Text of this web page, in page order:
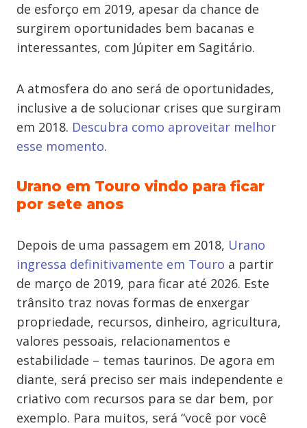
de esforço em 2019, apesar da chance de
surgirem oportunidades bem bacanas e
interessantes, com Júpiter em Sagitário.
A atmosfera do ano será de oportunidades,
inclusive a de solucionar crises que surgiram
em 2018. Descubra como aproveitar melhor
esse momento.
Urano em Touro vindo para ficar
por sete anos
Depois de uma passagem em 2018, Urano
ingressa definitivamente em Touro a partir
de março de 2019, para ficar até 2026. Este
trânsito traz novas formas de enxergar
propriedade, recursos, dinheiro, agricultura,
valores pessoais, relacionamentos e
estabilidade – temas taurinos. De agora em
diante, será preciso ser mais independente e
criativo com recursos para se dar bem, por
exemplo. Para muitos, será “você por você